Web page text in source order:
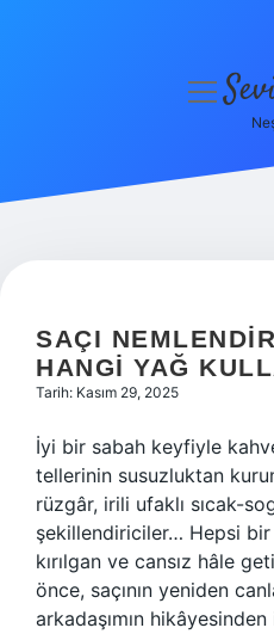
Hakkımızda
menüyü
SAÇI
HANGI YAĞ
Tarih: Kasım 29, 2025
İyi bir sabah keyfiyle
tellerinin susuzluktan
rüzgâr, irili ufaklı sıcak-
şekillendiriciler… Hepsi bir
kırılgan ve cansız hâle
önce, saçının yeniden
arkadaşımın hikâyesinden